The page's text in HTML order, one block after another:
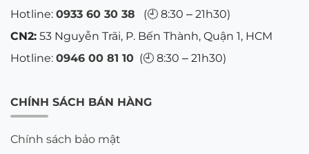
Hotline: 0933 60 30 38 (🕘 8:30 – 21h30)
CN2: 53 Nguyễn Trãi, P. Bến Thành, Quận 1, HCM
Hotline: 0946 00 81 10 (🕘 8:30 – 21h30)
CHÍNH SÁCH BÁN HÀNG
Chính sách bảo mật